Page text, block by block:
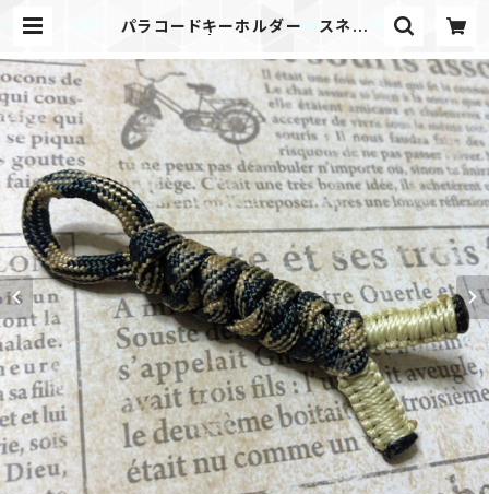
パラコードキーホルダー スネイ
Paracord